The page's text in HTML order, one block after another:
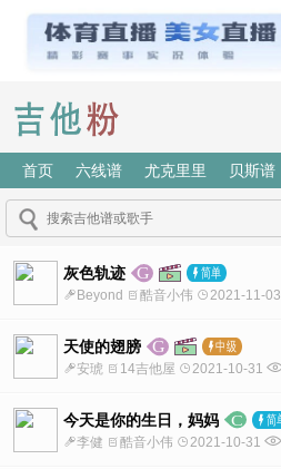
首页 六线谱 尤克里里 贝斯谱
灰色轨迹
Beyond 酷音小伟 2021-11-03
天使的翅膀
安琥 14吉他屋 2021-10-31
今天是你的生日，妈妈
李健 酷音小伟 2021-10-31